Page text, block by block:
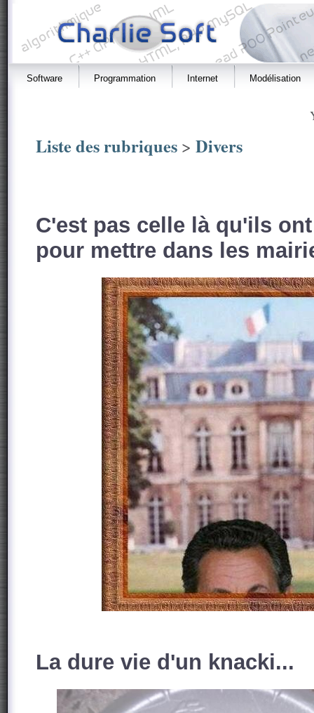
Software Programmation Internet Modélisation
Liste des rubriques > Divers
C'est pas celle là qu'ils
pour mettre dans les
La dure vie d'un knacki...